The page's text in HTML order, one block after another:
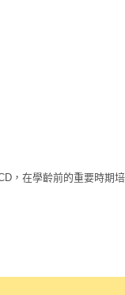
，在學齡前的重要時期